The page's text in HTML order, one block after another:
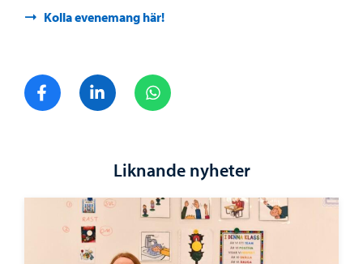
Kolla evenemang här!
Dela på FacebookDela på LinkedIn
Liknande nyheter